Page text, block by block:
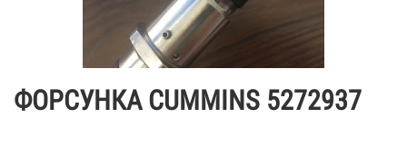
ФОРСУНКА CUMMINS 5272937